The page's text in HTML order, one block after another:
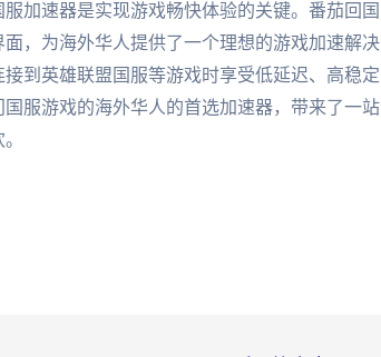
加速器是实现游戏畅快体验的关键。番茄回国
，为海外华人提供了一个理想的游戏加速解决
到英雄联盟国服等游戏时享受低延迟、高稳定
服游戏的海外华人的首选加速器，带来了一站